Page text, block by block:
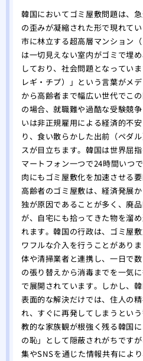
韓国においてゴミ屋敷問題は、
の歪みが凝縮された形で現れて
市に林立する超高層マンション
は一切見えない室内がゴミで埋
しており、社会問題となってい
レギ・チプ）」という言葉がメ
から高齢者まで幅広い世代でこ
の場合、就職難や過酷な受験競
いは非正規雇用による経済的不
り、食い散らかした出前（ペダ
スが目立ちます。韓国は世界屈
マートフォン一つで24時間いつ
肉にもゴミ屋敷化を加速させる
高齢者のゴミ屋敷は、経済発展
独が原因であることが多く、廃
が、自宅にも拾ってきた物を溜
れます。韓国の行政は、ゴミ屋
ワフルな介入を行うことがあり
体や清掃業者と連携し、一日で
の張り替えから消毒までを一気
で展開されています。しかし、
表面的な解決だけでは、住人の
れ、すぐに再発してしまうとい
教的な家族観が根強く残る韓国
の恥」として隠蔽されがちです
集やSNSを通じた情報共有によ